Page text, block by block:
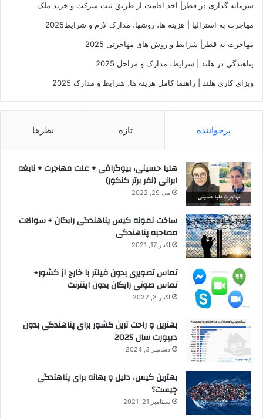
سرمایه گذاری در قطر| اخذ اقامت از طریق ثبت شرکت و خرید ملک
مهاجرت به استرالیا | هزینه ها، روشها، مدارک لازم و شرایط2025
مهاجرت به قطر| شرایط و روش های مهاجرتی 2025
پناهندگی در هلند | شرایط، مدارک و مراحل 2025
ویزای کاری هلند | راهنما کامل هزینه ها، شرایط و مدارک 2025
پرخواننده تازه نظرها
هلیا حسینی، بیوگرافی + علت مهاجرت + نابغه
ایرانی (نفر برتر کنکور)
می 29, 2022
ساخت نمونه کیس پناهندگی رایگان + سوالات
مصاحبه پناهندگی
اکتبر 17, 2021
تماس تصویری بدون فیلتر با خارج از کشور+
تماس صوتی رایگان بدون اینترنت
اکتبر 3, 2022
بهترین و راحت ترین کشور برای پناهندگی بدون
دیپورت سال 2025
دسامبر 3, 2024
بهترین کیس، دلیل و بهانه برای پناهندگی
چیست؟
سپتامبر 21, 2021